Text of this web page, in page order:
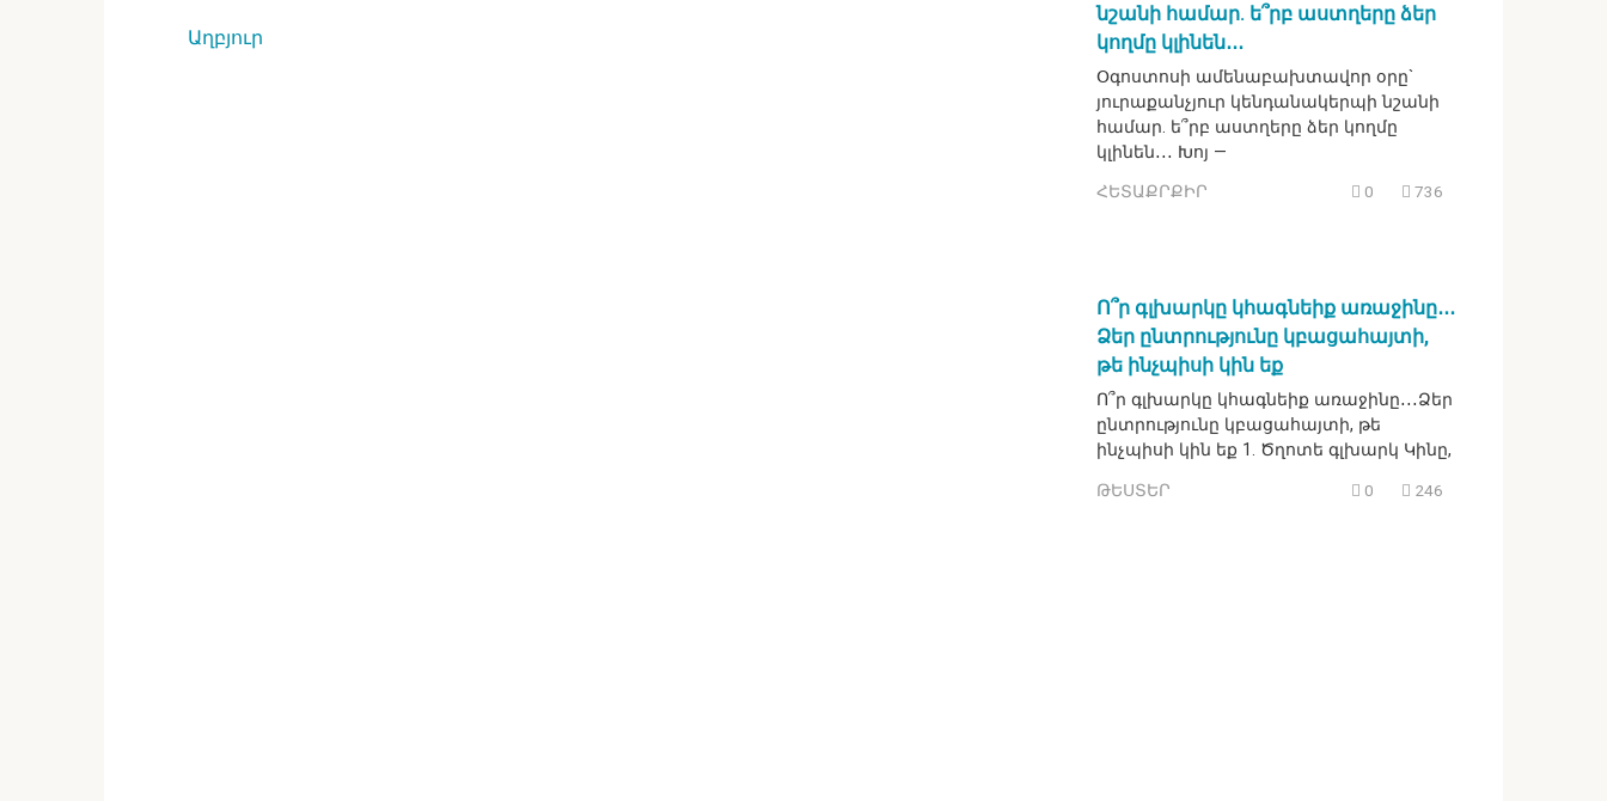
Աղբյուր
նշանի համար. ե՞րբ աստղերը ձեր
կողմը կլինեն․․․
Օգոստոսի ամենաբախտավոր օրը`
յուրաքանչյուր կենդանակերպի նշանի
համար. ե՞րբ աստղերը ձեր կողմը
կլինեն․․․ Խոյ —
ՀԵՏԱՔՐՔԻՐ 0 736
Ո՞ր գլխարկը կհագնեիք առաջինը․․․
Ձեր ընտրությունը կբացահայտի,
թե ինչպիսի կին եք
Ո՞ր գլխարկը կհագնեիք առաջինը․․․Ձեր
ընտրությունը կբացահայտի, թե
ինչպիսի կին եք 1. Ծղոտե գլխարկ Կինը,
ԹԵՍՏԵՐ 0 246